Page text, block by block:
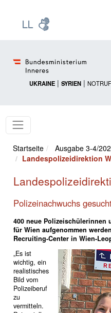
UKRAINE | SYRIEN | NOTRUF
Startseite
Ausgabe 3-4/
Landespolizeidirektion
Polizeinachwuchs
400 neue Polizeischülerinnen
für Wien aufgenommen
Recruiting-Center in Wien-
„Es ist
wichtig, ein
realistisches
Bild vom
Polizeiberuf
zu
vermitteln.